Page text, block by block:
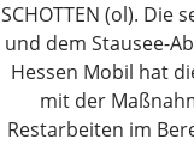
SCHOTTEN (ol).
und dem Stausee-
Hessen Mobil hat
mit der
Restarbeiten im